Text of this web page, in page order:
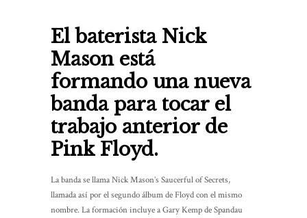
El baterista Nick
Mason está
formando una nueva
banda para tocar el
trabajo anterior de
Pink Floyd.
La banda se llama Nick Mason’s Saucerful of Secrets,
llamada así por el segundo álbum de Floyd con el mismo
nombre. La formación incluye a Gary Kemp de Spandau